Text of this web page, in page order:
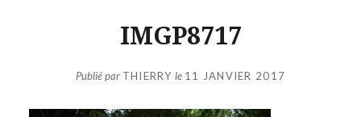
IMGP8717
Publié par THIERRY le 11 JANVIER 2017